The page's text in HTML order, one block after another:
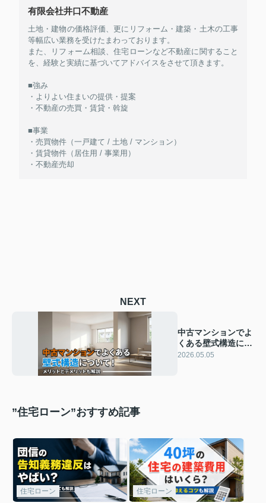
有限会社井口不動産
土地・建物の価格評価、更にリフォーム・建築・土木の工事
等幅広い業務を受けたまわっております。
また、リフォーム相談、住宅ローンなど不動産に関すること
を、経験と実績に基づいてアドバイスをさせて頂きます。
■強み
・よりよい住まいの提供・提案
・不動産の売買・賃貸・斡旋
■事業
・売買物件（一戸建て / 土地 / マンション）
・賃貸物件（居住用 / 事業用）
・不動産売却
NEXT
中古マンションでよ
くある壁式構造につ
いて！メリットとデ
2026.05.05
”住宅ローン”おすすめ記事
住宅ローン 住宅ローン